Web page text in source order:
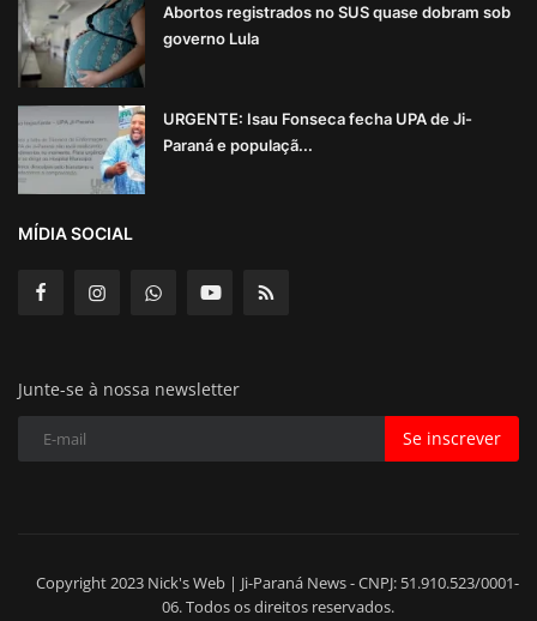
Abortos registrados no SUS quase dobram sob
governo Lula
URGENTE: Isau Fonseca fecha UPA de Ji-
Paraná e populaçã...
MÍDIA SOCIAL
Junte-se à nossa newsletter
Se inscrever
Copyright 2023 Nick's Web | Ji-Paraná News - CNPJ: 51.910.523/0001-
06. Todos os direitos reservados.